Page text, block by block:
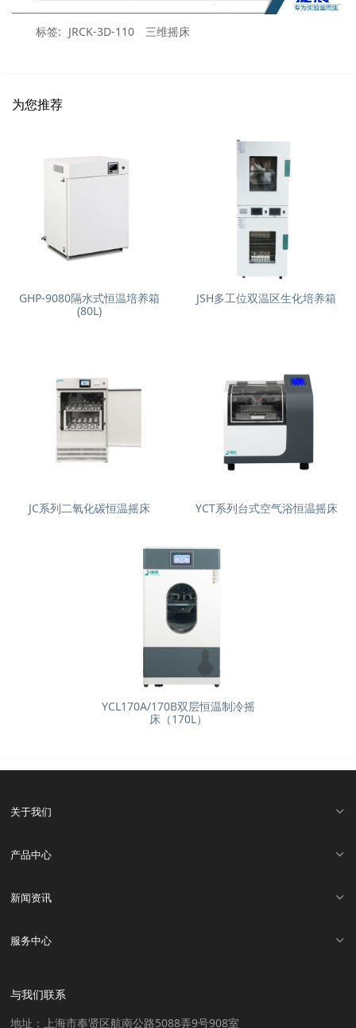
标签: JRCK-3D-110 三维摇床
为您推荐
GHP-9080隔水式恒温培养箱
(80L)
JSH多工位双温区生化培养箱
JC系列二氧化碳恒温摇床 YCT系列台式空气浴恒温摇床
YCL170A/170B双层恒温制冷摇
床（170L）
关于我们
产品中心
新闻资讯
服务中心
与我们联系
地址：上海市奉贤区航南公路5088弄9号908室